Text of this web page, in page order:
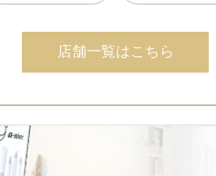
店舗一覧はこちら